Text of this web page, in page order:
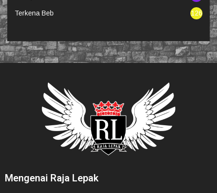
Terkena Beb 126
Mengenai Raja Lepak